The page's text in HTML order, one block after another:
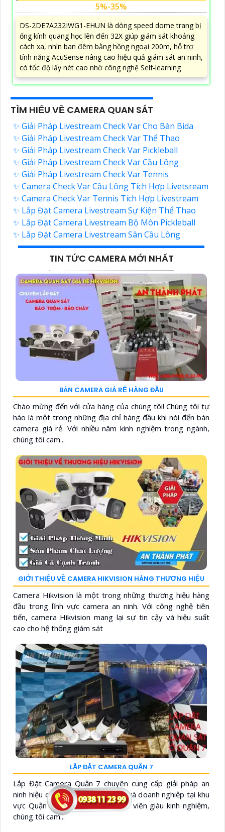
5%-35%
DS-2DE7A232IWG1-EHUN là dòng speed dome trang bị
ống kính quang học lên đến 32X giúp giám sát khoảng
cách xa, nhìn ban đêm bằng hồng ngoại 200m, hỗ trợ
tính năng AcuSense nâng cao hiệu quả giám sát an ninh,
có tốc độ lấy nét cao nhờ công nghệ Self-learning
TÌM HIỂU VỀ CAMERA QUAN SÁT
✨ Giải Pháp Livestream Check Var Cho Bàn Bida
✨ Giải Pháp Livestream Check Var Thể Thao
✨ Giải Pháp Livestream Check Var Pickleball
✨ Giải Pháp Livestream Check Var Cầu Lông
✨ Giải Pháp Livestream Check Var Tennis
✨ Camera Check Var Cầu Lông Tích Hợp Livetsream
✨ Camera Check Var Tennis Tích Hợp Livestream
✨ Lắp Đặt Camera Livestream Sự Kiện Thể Thao
✨ Lắp Đặt Camera Livestream Bộ Môn Pickleball
✨ Lắp Đặt Camera Livestream Sân Cầu Lông
TIN TỨC CAMERA MỚI NHẤT
BÁN CAMERA GIÁ RẺ HÀNG ĐẦU
Chào mừng đến với cửa hàng của chúng tôi! Chúng tôi tự
hào là một trong những địa chỉ hàng đầu khi nói đến bán
camera giá rẻ. Với nhiều năm kinh nghiệm trong ngành,
chúng tôi cam...
GIỚI THIỆU VỀ CAMERA HIKVISION HÀNG THƯƠNG HIỆU
Camera Hikvision là một trong những thương hiệu hàng
đầu trong lĩnh vực camera an ninh. Với công nghệ tiên
tiến, camera Hikvision mang lại sự tin cậy và hiệu suất
cao cho hệ thống giám sát
LẮP ĐẶT CAMERA QUẬN 7
Lắp Đặt Camera Quận 7 chuyên cung cấp giải pháp an
ninh hiệu quả cho các hộ gia đình và doanh nghiệp tại khu
vực Quận 7. Với đội ngũ kỹ thuật viên giàu kinh nghiệm,
chúng tôi cam...